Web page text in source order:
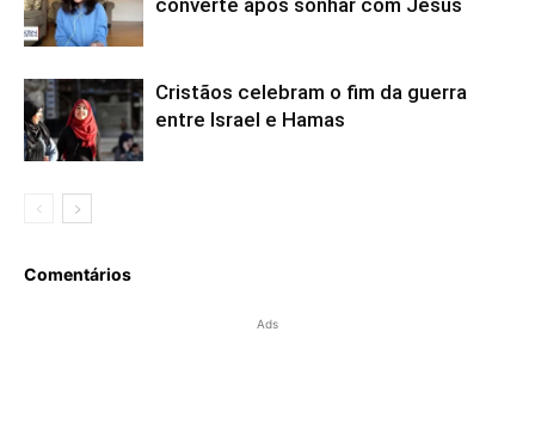
converte após sonhar com Jesus
Cristãos celebram o fim da guerra
entre Israel e Hamas
Comentários
Ads